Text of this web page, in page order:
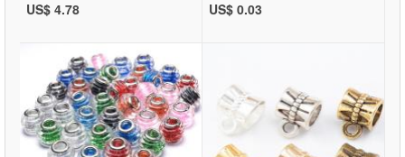
US$ 4.78 US$ 0.03